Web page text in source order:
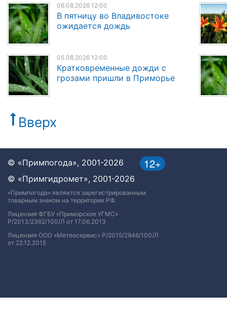
06.08.2026 12:00
В пятницу во Владивостоке
ожидается дождь
05.08.2026 12:00
Кратковременные дожди с
грозами пришли в Приморье
Вверх
12+
© «Примпогода», 2001-2026
© «Примгидромет», 2001-2026
«Примпогода» является зарегистрированным
товарным знаком на территории РФ.
Лицензия ФГБУ «Приморское УГМС»
Р/2013/2362/100/Л от 17.06.2013
Лицензия ООО «Метеосервис» Р/2015/2946/100/Л
от 22.12.2015